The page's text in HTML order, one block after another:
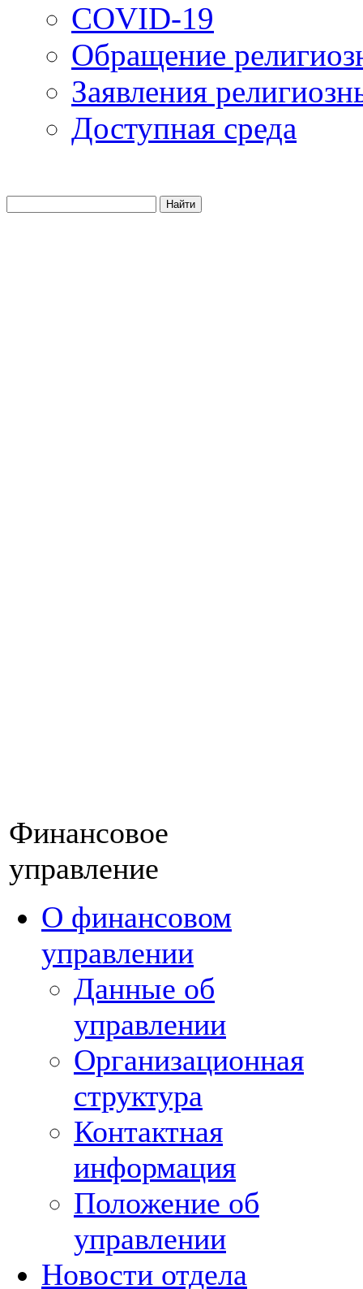
COVID-19
Обращение
Заявления
Доступная среда
Найти
Финансовое
управление
О финансовом
управлении
Данные об
управлении
Организационная
структура
Контактная
информация
Положение об
управлении
Новости отдела